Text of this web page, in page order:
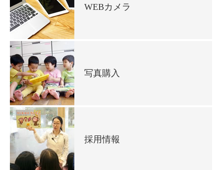
WEBカメラ
写真購入
採用情報